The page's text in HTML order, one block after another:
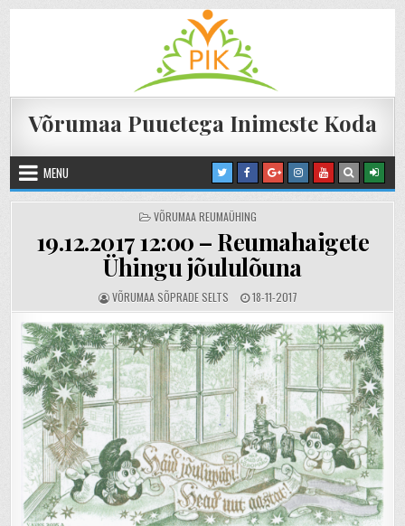
Võrumaa Puuetega Inimeste Koda
MENU
POSTED IN
VÕRUMAA REUMAÜHING
19.12.2017 12:00 – Reumahaigete
Ühingu jõululõuna
AUTHOR:
VÕRUMAA SÕPRADE SELTS PUBLISHED DATE:
18-11-2017